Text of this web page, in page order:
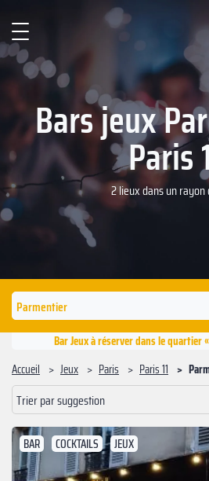
Bars jeux
Paris
2 lieux dans un rayon
Bar Jeux à réserver dans le quartier
Accueil
Jeux Paris Paris 11
Trier par suggestion
BAR COCKTAILS JEUX